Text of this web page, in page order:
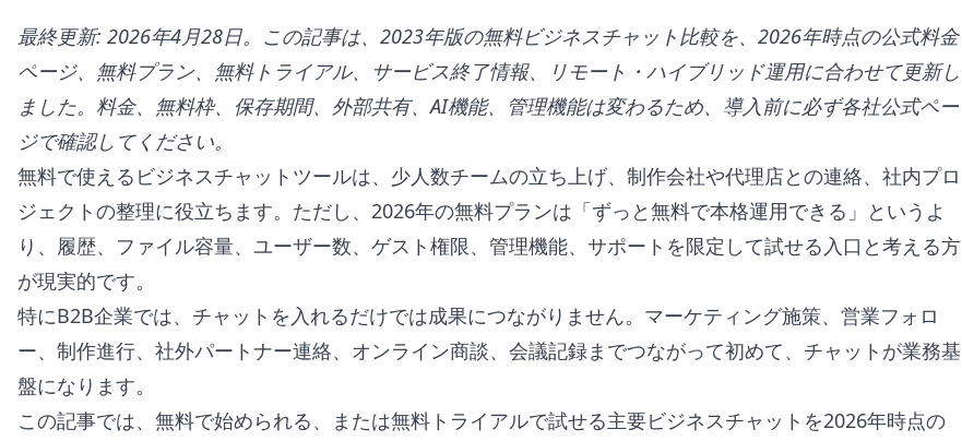
最終更新: 2026年4月28日。この記事は、2023年版の無料ビジネスチャット比較を、2026年時点の公式料金
ページ、無料プラン、無料トライアル、サービス終了情報、リモート・ハイブリッド運用に合わせて更新し
ました。料金、無料枠、保存期間、外部共有、AI機能、管理機能は変わるため、導入前に必ず各社公式ペー
ジで確認してください。
無料で使えるビジネスチャットツールは、少人数チームの立ち上げ、制作会社や代理店との連絡、社内プロ
ジェクトの整理に役立ちます。ただし、2026年の無料プランは「ずっと無料で本格運用できる」というよ
り、履歴、ファイル容量、ユーザー数、ゲスト権限、管理機能、サポートを限定して試せる入口と考える方
が現実的です。
特にB2B企業では、チャットを入れるだけでは成果につながりません。マーケティング施策、営業フォロ
ー、制作進行、社外パートナー連絡、オンライン商談、会議記録までつながって初めて、チャットが業務基
盤になります。
この記事では、無料で始められる、または無料トライアルで試せる主要ビジネスチャットを2026年時点の